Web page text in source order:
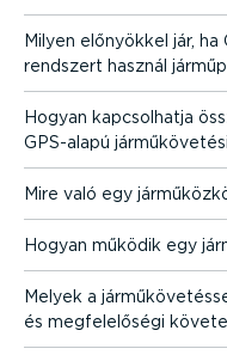
Milyen előnyökkel jár,
rendszert használ
Hogyan kapcsol­hatja
GPS-alapú
Mire való egy
Hogyan működik egy
Melyek a
és megfe­le­lőségi